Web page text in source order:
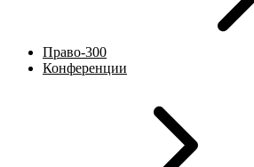
Право-300
Конференции